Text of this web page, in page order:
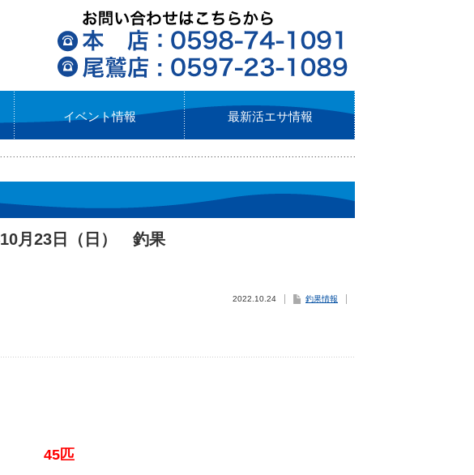
イベント情報 最新活エサ情報
月23日（日） 釣果
2022.10.24 釣果情報
45匹